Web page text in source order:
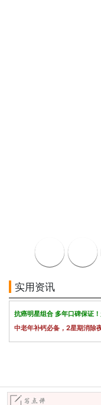
实用资讯
抗癌明星组合 多年口碑保证
中老年补钙必备，2星期消除